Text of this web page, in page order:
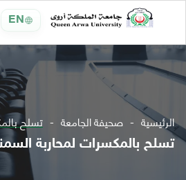
EN
الرئيسية صحيفة الجامعة تسلح
تسلح بالمكسرات لمحاربة